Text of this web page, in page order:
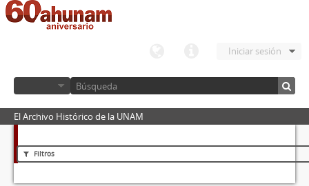
Iniciar sesión
El Archivo Histórico de la UNAM
Filtros